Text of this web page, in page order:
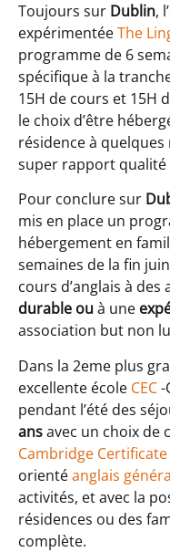
Toujours sur Dublin,
expérimentéeThe
programme de 6
spécifique à la
15H de cours et 15H
le choix d’être
résidence à quelques
super rapport qualité
Pour conclure sur
mis en place un
hébergement en
semaines de la fin
cours d’anglais à des
durable ou à une
association but non
Dans la 2eme plus
excellente école CEC-
pendant l’été des
ansavec un choix de
Cambridge Certificate
orientéanglais
activités, et avec la
résidences ou des
complète.